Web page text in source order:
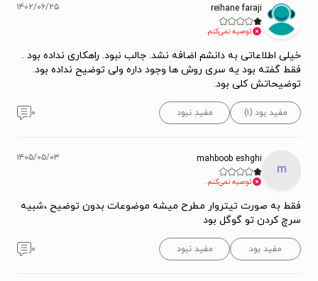
reihane faraji
توصیه نمی‌کنم.
۱۴۰۲/۰۶/۲۵
خیلی اطلاعاتی به دانشم اضافه نشد. جالب نبود. راهکاری نداده بود .
فقط گفته بود یه سری روش ها وجود داره ولی توضیح نداده بود.
توضیحاتش کلی بود.
مفید بود (۱) مفید نبود ۰
m
mahboob eshghi
توصیه نمی‌کنم.
۱۴۰۵/۰۵/۰۳
فقط به صورت تیتروار مطرح میشه موضوعات بدون توضیح ،شبیه
سرچ کردن تو گوگل بود
مفید بود مفید نبود ۰